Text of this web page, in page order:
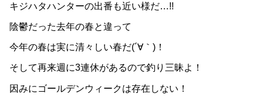
キジハタハンターの出番も近い様だ…!!
陰鬱だった去年の春と違って
今年の春は実に清々しい春だ(´∀｀)！
そして再来週に3連休があるので釣り三昧よ！
因みにゴールデンウィークは存在しない！